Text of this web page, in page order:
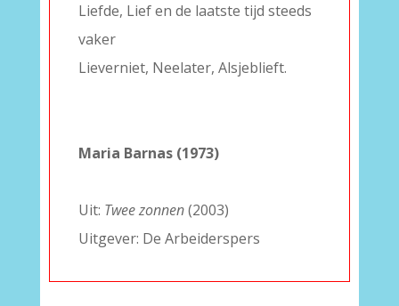
Liefde, Lief en de laatste tijd steeds
vaker
Lieverniet, Neelater, Alsjeblieft.
Maria Barnas (1973)
Uit: Twee zonnen(2003)
Uitgever: De Arbeiderspers